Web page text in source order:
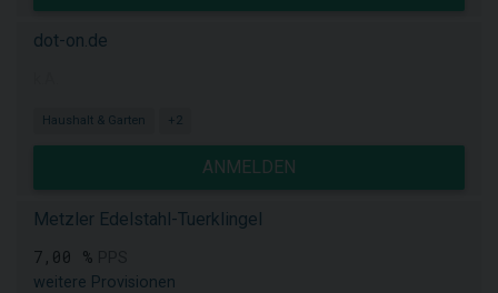
dot-on.de
Haushalt & Garten +2
ANMELDEN
Metzler Edelstahl-Tuerklingel
7,00 %
weitere Provisionen